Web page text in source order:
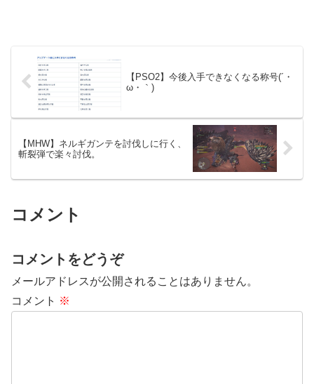
【PSO2】今後入手できなくなる称号(´・
ω・｀)
【MHW】ネルギガンテを討伐しに行く、
斬裂弾で楽々討伐。
コメント
コメントをどうぞ
メールアドレスが公開されることはありません。
コメント ※